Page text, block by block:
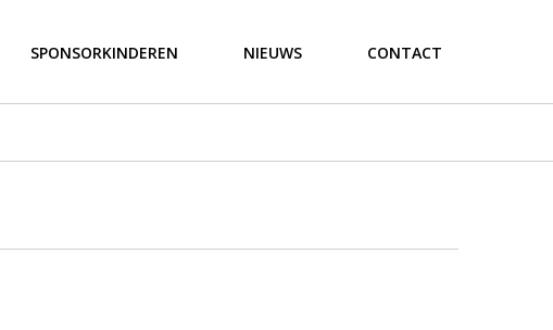
SPONSORKINDEREN NIEUWS CONTACT